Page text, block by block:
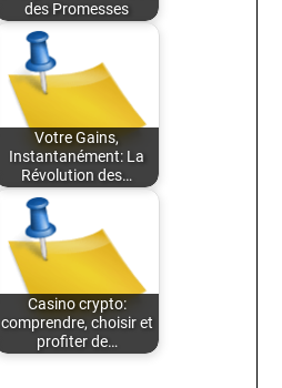
des Promesses
Votre Gains,
Instantanément: La
Révolution des…
Casino crypto:
comprendre, choisir et
profiter de…